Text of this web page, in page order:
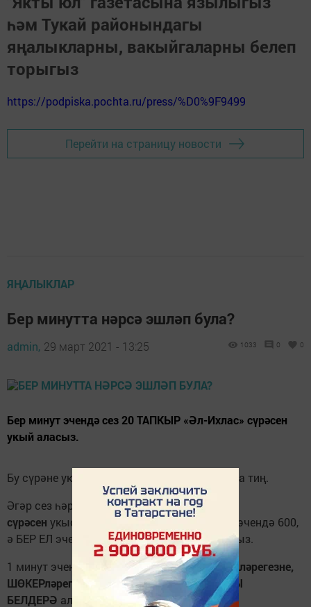
һәм Тукай районындагы
яңалыкларны, вакыйгаларны белеп
торыгыз
https://podpiska.pochta.ru/press/%D0%9F9499
Перейти на страницу новости
ЯҢАЛЫКЛАР
Бер минутта нәрсә эшләп була?
admin, 29 март 2021 - 13:25 1033 0 0
Бер минут эчендә сез 20 ТАПКЫР «Әл-Ихлас» сүрәсен
укый аласыз.
Бу сүрәне уку
укуга тиң.
Әгәр сез һәр көнне20 тапкыр «Әл-Ихлас»
сүрәсен укысагыз, сез әлеге сүрәне БЕР АЙ эчендә 600,
ә БЕР ЕЛ эчендә 7200 тапкыр укыган буласыз.
1 минут эчендә сез
Аллаһыга ХӘМЕД-СӘНАләрегезне,
ШӨКЕРләрегезне ӘЙТӘ, АҢА ЯРАТУЫГЫЗНЫ
БЕЛДЕРӘ аласыз.